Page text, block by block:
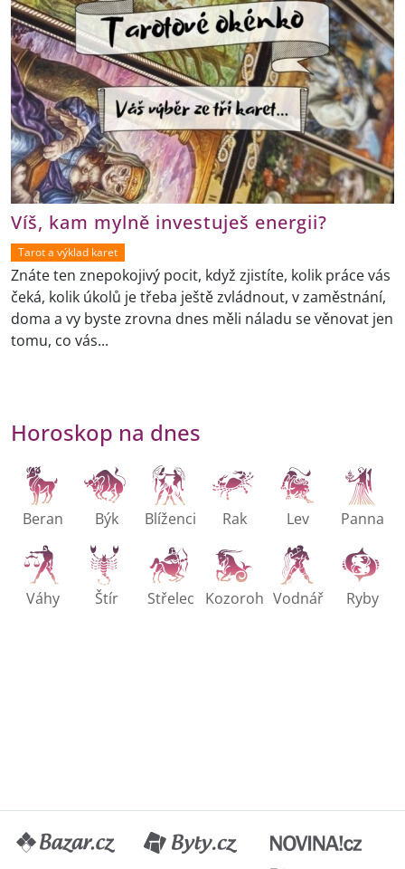
Víš, kam mylně investuješ energii?
Tarot a výklad karet
Znáte ten znepokojivý pocit, když zjistíte, kolik práce vás
čeká, kolik úkolů je třeba ještě zvládnout, v zaměstnání,
doma a vy byste zrovna dnes měli náladu se věnovat jen
tomu, co vás...
Horoskop na dnes
Beran Býk Blíženci Rak Lev Panna
Váhy Štír Střelec Kozoroh Vodnář Ryby